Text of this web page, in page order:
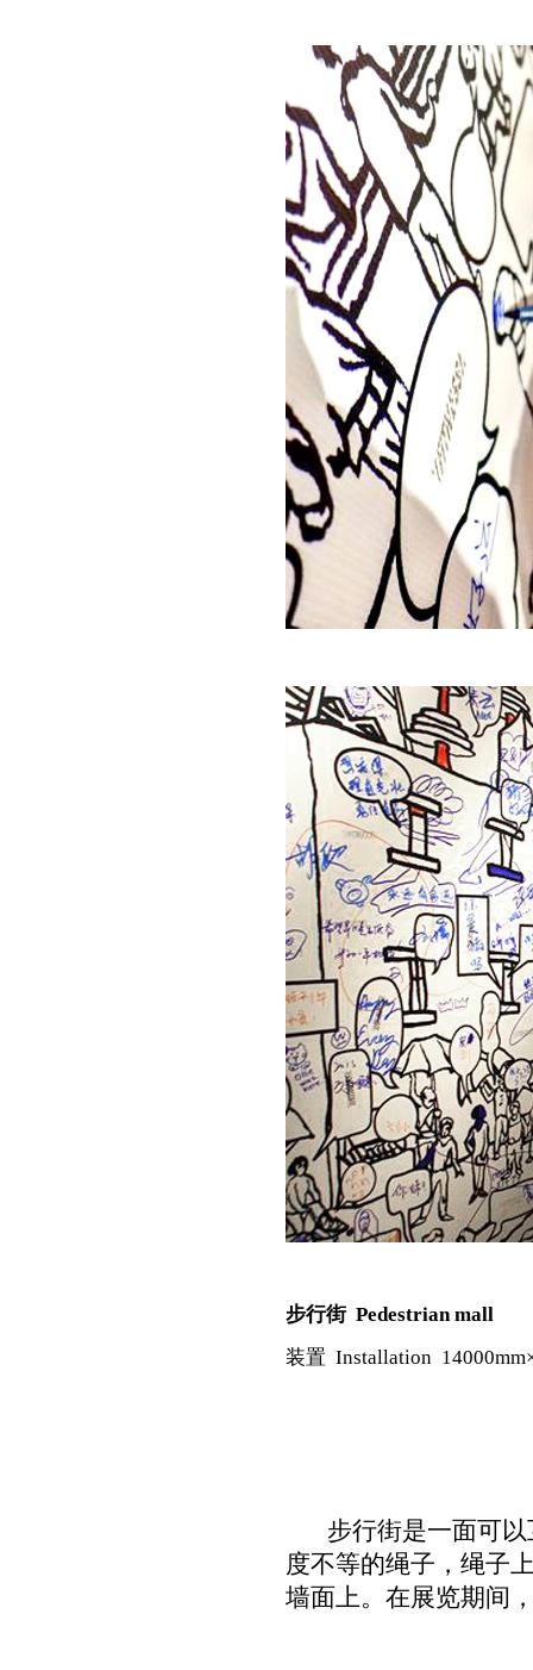
步行街 Pedestrian mall
装置 Installation
步行街是一面可以
度不等的绳子，绳子
墙面上。在展览期间